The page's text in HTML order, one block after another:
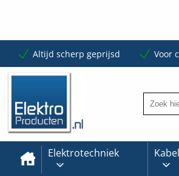
Altijd scherp geprijsd Voor
Elektrotechniek